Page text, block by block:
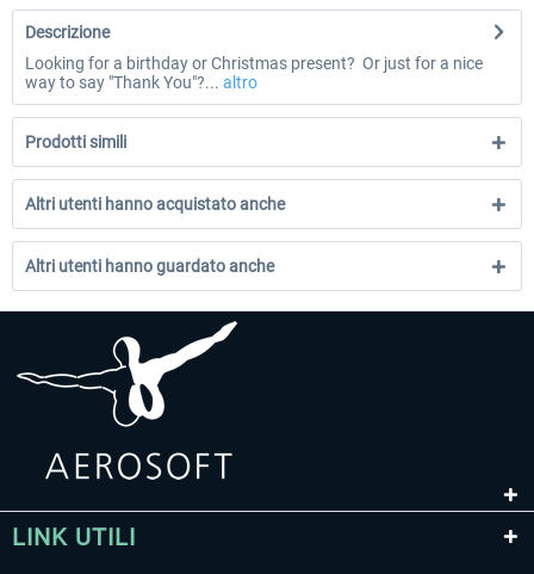
Descrizione
Looking for a birthday or Christmas present? Or just for a nice
way to say "Thank You"?... altro
Prodotti simili
Altri utenti hanno acquistato anche
Altri utenti hanno guardato anche
LINK UTILI